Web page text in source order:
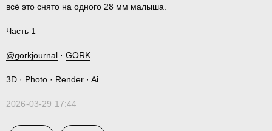
всё это снято на одного 28 мм малыша.
Часть 1
@gorkjournal · GORK
3D · Photo · Render · Ai
2026-03-29 17:44